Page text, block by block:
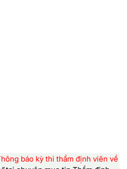
báo kỳ thi thẩm định viên về